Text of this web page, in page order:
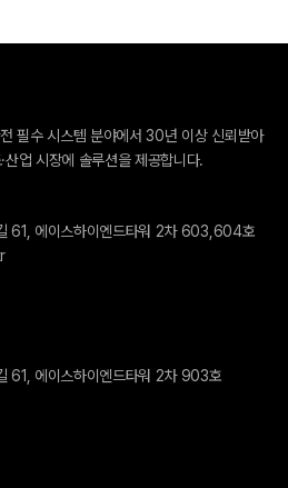
필수 시스템 분야에서 30년 이상 신뢰받아
산업 시장에 솔루션을 제공합니다.
61, 에이스하이엔드타워 2차 603,604호
61, 에이스하이엔드타워 2차 903호